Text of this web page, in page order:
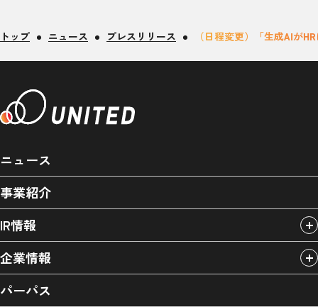
トップ ニュース プレスリリース （日程変更）「生成AIが
ニュース
事業紹介
IR情報
企業情報
パーパス